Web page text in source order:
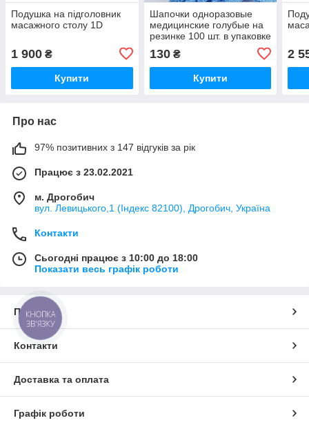
Подушка на підголовник
масажного столу 1D
1 900 ₴
Купити
Шапочки одноразовые
медицинские голубые на
резинке 100 шт. в упаковке
130₴
Купити
2
Про нас
97% позитивних з 147 відгуків за рік
Працює з 23.02.2021
м. Дрогобич
вул. Левицького,1 (Індекс 82100), Дрогобич, Україна
Контакти
Сьогодні працює з 10:00 до 18:00
Показати весь графік роботи
Про нас
Контакти
Доставка та оплата
Графік роботи
КНОПКА
ЗВ'ЯЗКУ